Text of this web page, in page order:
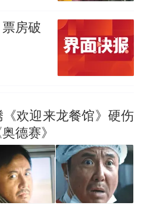
房破
欢迎来龙餐馆》硬伤
德赛》